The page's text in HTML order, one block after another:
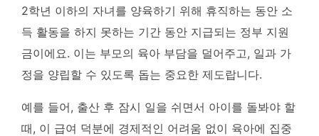
2학년 이하의 자녀를 양육하기 위해 휴직하는 동안 소
득 활동을 하지 못하는 기간 동안 지급되는 정부 지원
금이에요. 이는 부모의 육아 부담을 덜어주고, 일과 가
정을 양립할 수 있도록 돕는 중요한 제도랍니다.
예를 들어, 출산 후 잠시 일을 쉬면서 아이를 돌봐야 할
때, 이 급여 덕분에 경제적인 어려움 없이 육아에 집중